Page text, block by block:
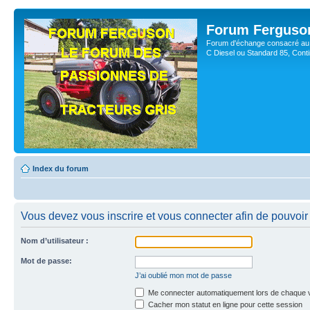
Forum
Forum d'échange consacré
C Diesel ou Standard 85,
Index du forum
Vous devez vous inscrire et vous connecter afin de
Nom d’utilisateur :
Mot de passe:
J’ai oublié mon mot de passe
Me connecter automatiquement lors de chaque
Cacher mon statut en ligne pour cette session